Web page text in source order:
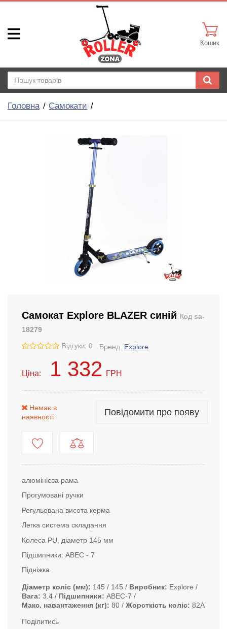
Кошик
Головна Самокати
Самокат Explore BLAZER синій Код sa-
18279
Відгуки: 0 Бренд: Explore
Ціна: 1 332 ГРН
Немає в
наявності
Повідомити про появу
алюмінієва рама
Прогумовані ручки
Регульована висота керма
Легка система складання
Колеса PU, діаметр 145 мм
Підшипники: ABEC - 7
Підніжка
Діаметр коліс (мм) 145 / 145 Виробник
Explore
Вага 3.4 Підшипники
ABEC-7
Макс. навантаження (кг)
80 Жорсткість коліс 82А
Поділитись